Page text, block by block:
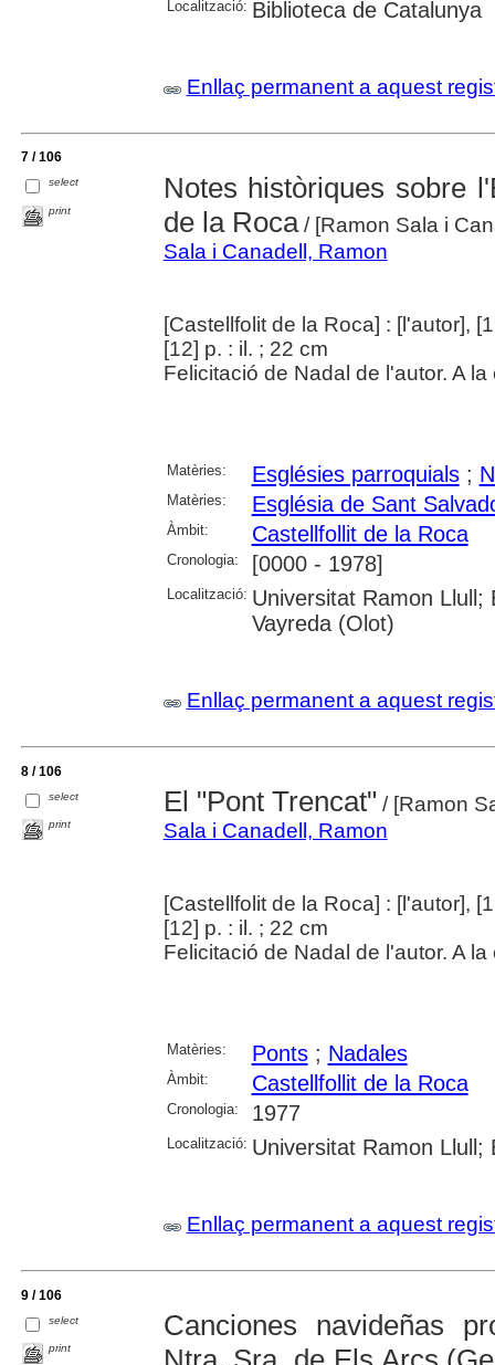
Localització: Biblioteca de Catalunya
Enllaç permanent a aquest
7 / 106
select
print
Notes històriques sobre
de la Roca/ [Ramon Sala i
Sala i Canadell, Ramon
[Castellfolit de la Roca] : [l'autor],
[12] p. : il. ; 22 cm
Felicitació de Nadal de l'autor. A
Matèries: Esglésies parroquials;
Matèries: Església de Sant
Àmbit: Castellfollit de la Roca
Cronologia: [0000 - 1978]
Localització: Universitat Ramon
Vayreda (Olot)
Enllaç permanent a aquest
8 / 106
select
print
El "Pont Trencat" / [Ramon
Sala i Canadell, Ramon
[Castellfolit de la Roca] : [l'autor],
[12] p. : il. ; 22 cm
Felicitació de Nadal de l'autor. A
Matèries: Ponts; Nadales
Àmbit: Castellfollit de la Roca
Cronologia: 1977
Localització: Universitat Ramon Llull;
Enllaç permanent a aquest
9 / 106
select
print
Canciones navideñas